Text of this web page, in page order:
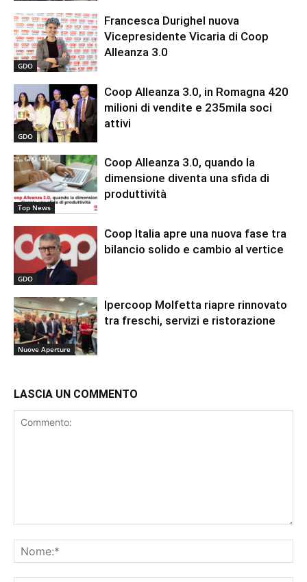
GDO
Francesca Durighel nuova
Vicepresidente Vicaria di Coop
Alleanza 3.0
GDO
Coop Alleanza 3.0, in Romagna 420
milioni di vendite e 235mila soci
attivi
Top News
Coop Alleanza 3.0, quando la
dimensione diventa una sfida di
produttività
GDO
Coop Italia apre una nuova fase tra
bilancio solido e cambio al vertice
Nuove Aperture
Ipercoop Molfetta riapre rinnovato
tra freschi, servizi e ristorazione
LASCIA UN COMMENTO